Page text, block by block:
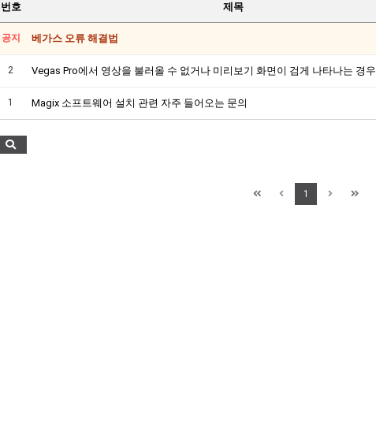
번호 제목
공지 베가스 오류 해결법
2 Vegas Pro에서 영상을 불러올 수 없거나 미리보기 화면이 검게 나타나는 경우
1 Magix 소프트웨어 설치 관련 자주 들어오는 문의
1